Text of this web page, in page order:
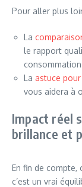
Pour aller plus
La
le rapport
La astuce
vous aidera à
Impact réel
brillance et
En fin de compte,
c’est un vrai